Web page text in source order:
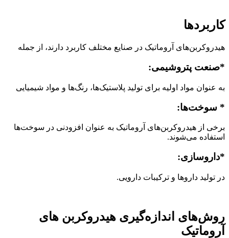
کاربردها
هیدروکربن‌های آروماتیک در صنایع مختلف کاربرد دارند، از جمله
*صنعت پتروشیمی:
به عنوان مواد اولیه برای تولید پلاستیک‌ها، رنگ‌ها و مواد شیمیایی
* سوخت‌ها:
برخی از هیدروکربن‌های آروماتیک به عنوان افزودنی در سوخت‌ها
استفاده می‌شوند.
*داروسازی:
در تولید داروها و ترکیبات دارویی.
روش‌های اندازه‌گیری هیدروکربن های
آروماتیک